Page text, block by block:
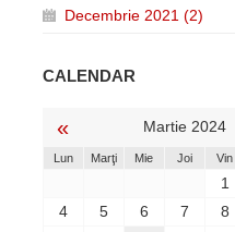
Decembrie 2021 (2)
CALENDAR
« Martie 2024
Lun Marţi Mie Joi Vin
1
4
5 6 7 8